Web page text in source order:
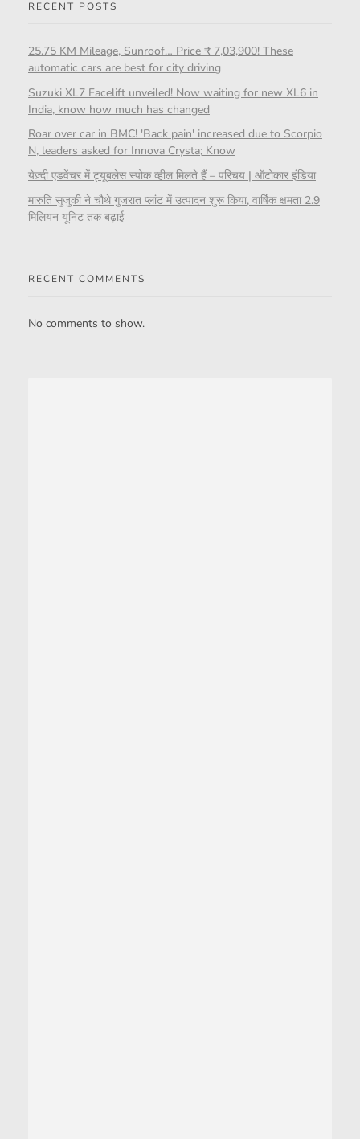
RECENT POSTS
25.75 KM Mileage, Sunroof… Price ₹ 7,03,900! These
automatic cars are best for city driving
Suzuki XL7 Facelift unveiled! Now waiting for new XL6 in
India, know how much has changed
Roar over car in BMC! 'Back pain' increased due to Scorpio
N, leaders asked for Innova Crysta; Know
येज़्दी एडवेंचर में ट्यूबलेस स्पोक व्हील मिलते हैं – परिचय | ऑटोकार इंडिया
मारुति सुजुकी ने चौथे गुजरात प्लांट में उत्पादन शुरू किया, वार्षिक क्षमता 2.9
मिलियन यूनिट तक बढ़ाई
RECENT COMMENTS
No comments to show.